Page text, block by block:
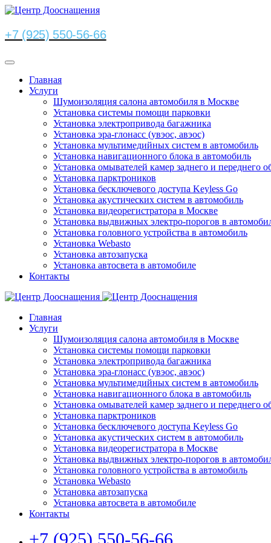
+7 (925) 550-56-66
Главная
Услуги
Шумоизоляция салона автомобиля в Москве
Установка системы помощи парковки
Установка электропривода багажника
Установка эра-глонасс (увэос, авэос)
Установка мультимедийных систем в автомобиль
Установка навигационного блока в автомобиль
Установка омывателей камер заднего и переднего
Установка парктроников
Установка бесключевого доступа Keyless Go
Установка акустических систем в автомобиль
Установка видеорегистратора в Москве
Установка выдвижных электро-порогов в
Установка головного устройства в автомобиль
Установка Webasto
Установка автозапуска
Установка автосвета в автомобиле
Контакты
Главная
Услуги
Шумоизоляция салона автомобиля в Москве
Установка системы помощи парковки
Установка электропривода багажника
Установка эра-глонасс (увэос, авэос)
Установка мультимедийных систем в автомобиль
Установка навигационного блока в автомобиль
Установка омывателей камер заднего и переднего
Установка парктроников
Установка бесключевого доступа Keyless Go
Установка акустических систем в автомобиль
Установка видеорегистратора в Москве
Установка выдвижных электро-порогов в
Установка головного устройства в автомобиль
Установка Webasto
Установка автозапуска
Установка автосвета в автомобиле
Контакты